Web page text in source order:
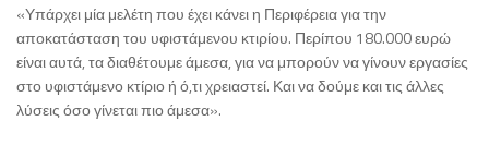
«Υπάρχει μία μελέτη που έχει κάνει η Περιφέρεια για την
αποκατάσταση του υφιστάμενου κτιρίου. Περίπου 180.000 ευρώ
είναι αυτά, τα διαθέτουμε άμεσα, για να μπορούν να γίνουν εργασίες
στο υφιστάμενο κτίριο ή ό,τι χρειαστεί. Και να δούμε και τις άλλες
λύσεις όσο γίνεται πιο άμεσα».